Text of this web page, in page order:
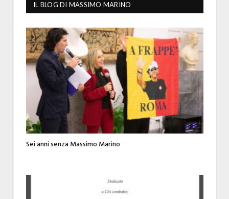
IL BLOG DI MASSIMO MARINO
Sei anni senza Massimo Marino